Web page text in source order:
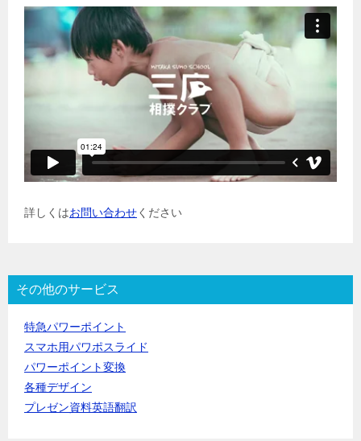
詳しくはお問い合わせください
その他のサービス
特急パワーポイント
スマホ用パワポスライド
パワーポイント変換
各種デザイン
プレゼン資料英語翻訳